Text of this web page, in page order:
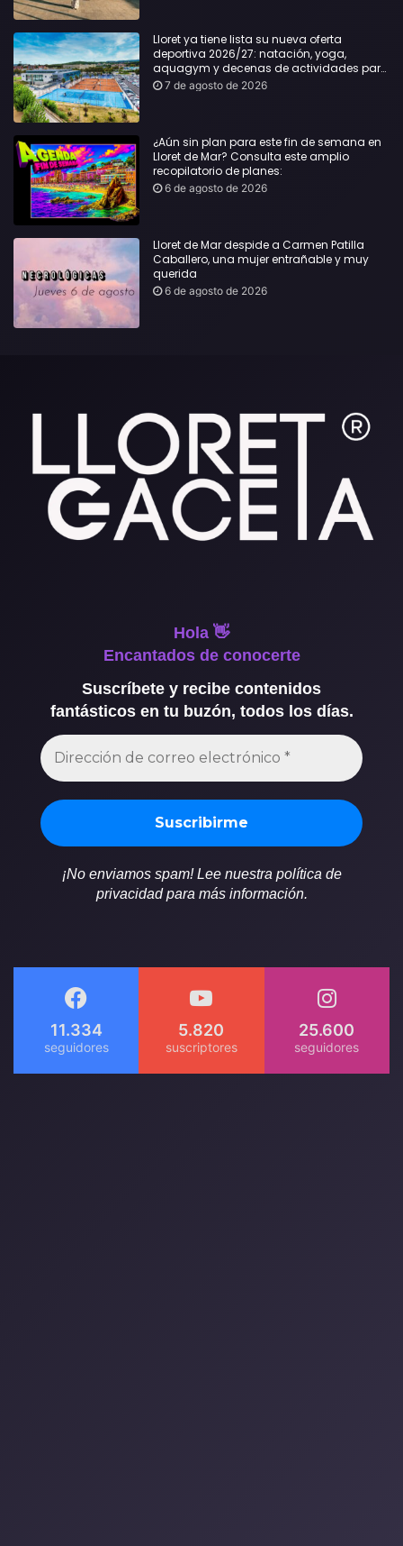
Lloret ya tiene lista su nueva oferta
deportiva 2026/27: natación, yoga,
aquagym y decenas de actividades para
todas las edades
7 de agosto de 2026
¿Aún sin plan para este fin de semana en
Lloret de Mar? Consulta este amplio
recopilatorio de planes:
6 de agosto de 2026
Lloret de Mar despide a Carmen Patilla
Caballero, una mujer entrañable y muy
querida
6 de agosto de 2026
Hola 👋
Encantados de conocerte
Suscríbete y recibe contenidos
fantásticos en tu buzón, todos los días.
¡No enviamos spam! Lee nuestra política de
privacidad para más información.
11.334 5.820 25.600